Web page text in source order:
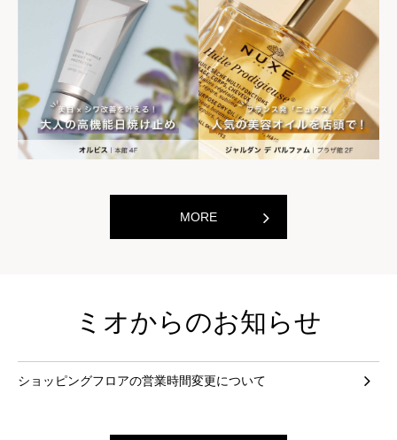
MORE
ミオからのお知らせ
ショッピングフロアの営業時間変更について